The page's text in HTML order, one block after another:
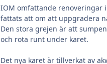
IOM omfattande renoveringar
fattats att om att uppgradera
Den stora grejen är att
och rota runt under karet.
Det nya karet är tillverkat av